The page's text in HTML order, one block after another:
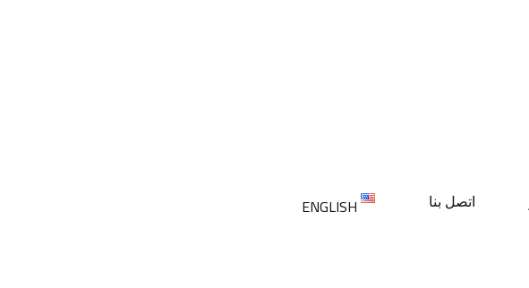
اتصل بنا ENGLISH